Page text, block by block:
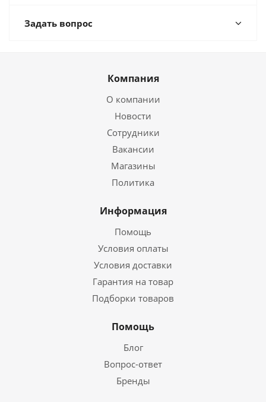
Задать вопрос
Компания
О компании
Новости
Сотрудники
Вакансии
Магазины
Политика
Информация
Помощь
Условия оплаты
Условия доставки
Гарантия на товар
Подборки товаров
Помощь
Блог
Вопрос-ответ
Бренды